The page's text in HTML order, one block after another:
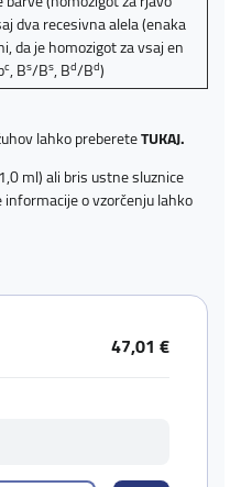
dva recesivna alela (enaka
da je homozigot za vsaj en
c, Bs/Bs, Bd/Bd)
lahko prebereteTUKAJ.
ml) ali bris ustne sluznice
o vzorčenju lahko
47,01 €